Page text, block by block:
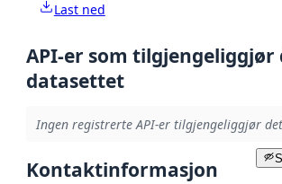
Last ned
API-er som tilgjengeliggjør
datasettet
Ingen registrerte API-er tilgjengeliggjør
Kontaktinformasjon